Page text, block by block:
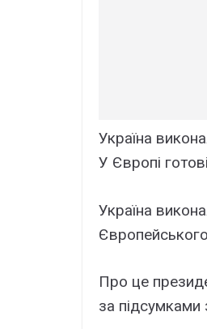
Україна
У Європі
Україна
Про це
за підсумками